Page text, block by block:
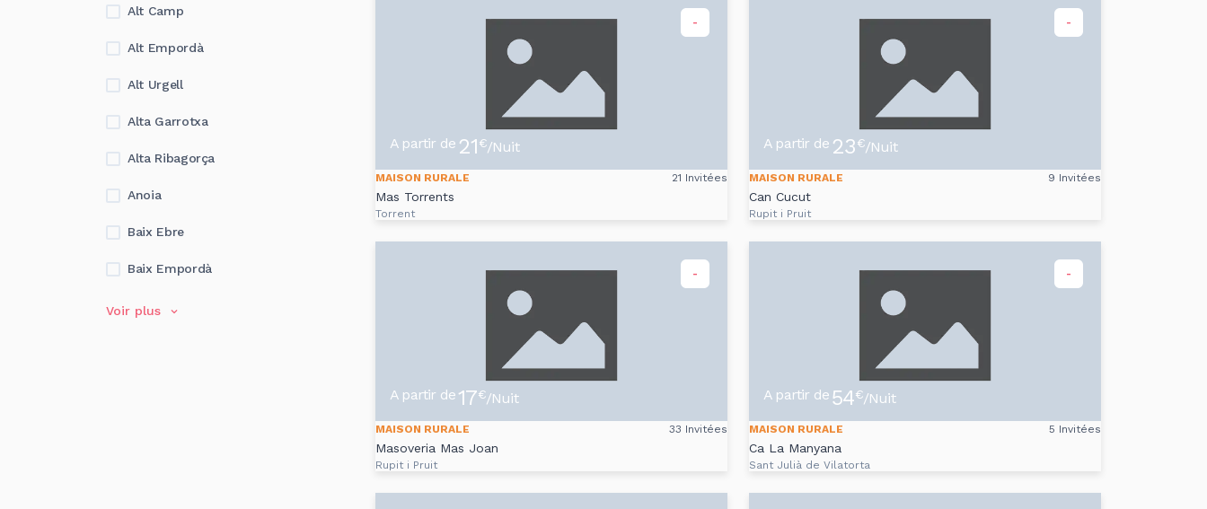
Alt Camp
Alt Empordà
Alt Urgell
Alta Garrotxa
Alta Ribagorça
Anoia
Baix Ebre
Baix Empordà
Voir plus
-
A partir de 21€/Nuit
MAISON RURALE 21 Invitées
Mas Torrents
Torrent
-
A partir de 23€/Nuit
MAISON RURALE 9 Invitées
Can Cucut
Rupit i Pruit
-
A partir de 17€/Nuit
MAISON RURALE 33 Invitées
Masoveria Mas Joan
Rupit i Pruit
-
A partir de 54€/Nuit
MAISON RURALE 5 Invitées
Ca La Manyana
Sant Julià de Vilatorta